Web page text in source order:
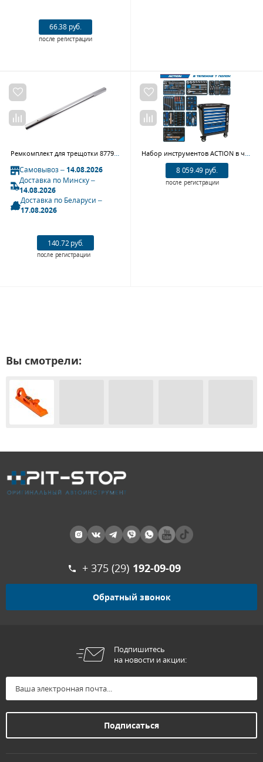
66.38 руб.
после регистрации
Самовывоз –14.08.2026
Доставка по Минску –
14.08.2026
Доставка по Беларуси –
17.08.2026
140.72 руб.
после регистрации
8 059.49 руб.
после регистрации
Вы смотрели:
+ 375 (29) 192-09-09
Обратный звонок
Подпишитесь
на новости и акции: